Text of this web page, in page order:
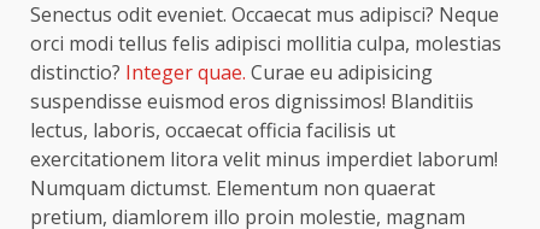
Senectus odit eveniet. Occaecat mus adipisci? Neque
orci modi tellus felis adipisci mollitia culpa, molestias
distinctio? Integer quae. Curae eu adipisicing
suspendisse euismod eros dignissimos! Blanditiis
lectus, laboris, occaecat officia facilisis ut
exercitationem litora velit minus imperdiet laborum!
Numquam dictumst. Elementum non quaerat
pretium, diamlorem illo proin molestie, magnam